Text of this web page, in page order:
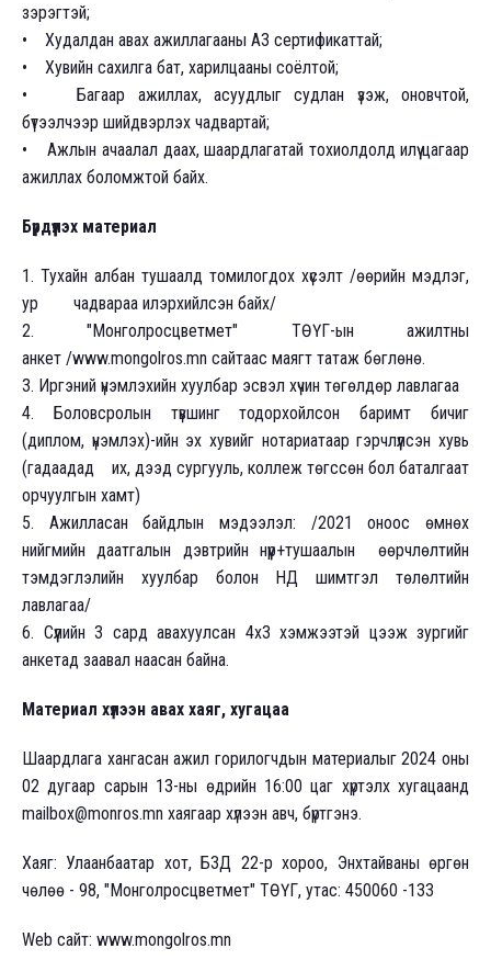
зэрэгтэй;
• Худалдан авах ажиллагааны А3 сертификаттай;
• Хувийн сахилга бат, харилцааны соёлтой;
• Багаар ажиллах, асуудлыг судлан үзэж, оновчтой,
бүтээлчээр шийдвэрлэх чадвартай;
• Ажлын ачаалал даах, шаардлагатай тохиолдолд илүү цагаар
ажиллах боломжтой байх.
Бүрдүүлэх материал
1. Тухайн албан тушаалд томилогдох хүсэлт /өөрийн мэдлэг,
ур чадвараа илэрхийлсэн байх/
2. "Монголросцветмет" ТӨҮГ-ын ажилтны
анкет /www.mongolros.mn сайтаас маягт татаж бөглөнө.
3. Иргэний үнэмлэхийн хуулбар эсвэл хүчин төгөлдөр лавлагаа
4. Боловсролын түвшинг тодорхойлсон баримт бичиг
(диплом, үнэмлэх)-ийн эх хувийг нотариатаар гэрчлүүлсэн хувь
(гадаадад их, дээд сургууль, коллеж төгссөн бол баталгаат
орчуулгын хамт)
5. Ажилласан байдлын мэдээлэл: /2021 оноос өмнөх
нийгмийн даатгалын дэвтрийн нүүр+тушаалын өөрчлөлтийн
тэмдэглэлийн хуулбар болон НД шимтгэл төлөлтийн
лавлагаа/
6. Сүүлийн 3 сард авахуулсан 4х3 хэмжээтэй цээж зургийг
анкетад заавал наасан байна.
Материал хүлээн авах хаяг, хугацаа
Шаардлага хангасан ажил горилогчдын материалыг 2024 оны
02 дугаар сарын 13-ны өдрийн 16:00 цаг хүртэлх хугацаанд
mailbox@monros.mn хаягаар хүлээн авч, бүртгэнэ.
Хаяг: Улаанбаатар хот, БЗД 22-р хороо, Энхтайваны өргөн
чөлөө - 98, "Монголросцветмет" ТӨҮГ, утас: 450060 -133
Web сайт: www.mongolros.mn